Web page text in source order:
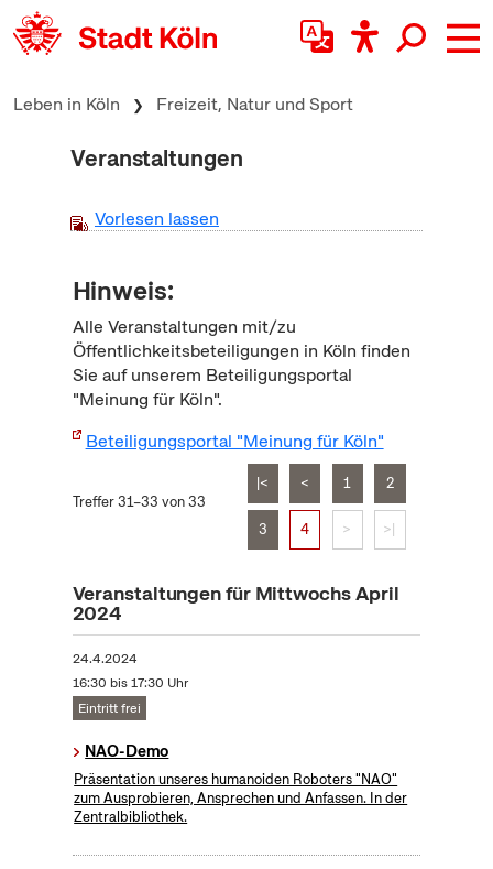
zum Inhalt springen
Leben in Köln Freizeit, Natur und Sport
Veranstaltungen
Vorlesen lassen
Hinweis:
Alle Veranstaltungen mit/zu
Öffentlichkeitsbeteiligungen in Köln finden
Sie auf unserem Beteiligungsportal
"Meinung für Köln".
Beteiligungsportal "Meinung für Köln"
Treffer 31–33 von 33
|< < 1 2
3 4 > >|
Veranstaltungen für Mittwochs April
2024
24.4.2024
16:30 bis 17:30 Uhr
Eintritt frei
NAO-Demo
Präsentation unseres humanoiden Roboters "NAO"
zum Ausprobieren, Ansprechen und Anfassen. In der
Zentralbibliothek.